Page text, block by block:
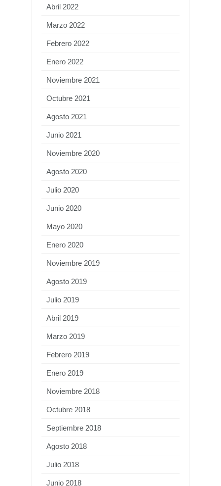
Abril 2022
Marzo 2022
Febrero 2022
Enero 2022
Noviembre 2021
Octubre 2021
Agosto 2021
Junio 2021
Noviembre 2020
Agosto 2020
Julio 2020
Junio 2020
Mayo 2020
Enero 2020
Noviembre 2019
Agosto 2019
Julio 2019
Abril 2019
Marzo 2019
Febrero 2019
Enero 2019
Noviembre 2018
Octubre 2018
Septiembre 2018
Agosto 2018
Julio 2018
Junio 2018